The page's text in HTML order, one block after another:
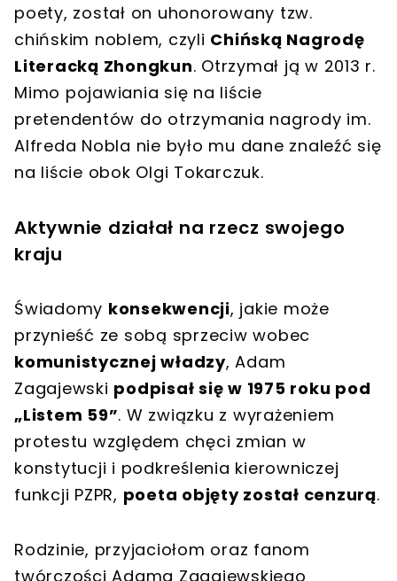
poety, został on uhonorowany tzw.
chińskim noblem, czyli Chińską Nagrodę
Literacką Zhongkun. Otrzymał ją w 2013 r.
Mimo pojawiania się na liście
pretendentów do otrzymania nagrody im.
Alfreda Nobla nie było mu dane znaleźć się
na liście obok Olgi Tokarczuk.
Aktywnie działał na rzecz swojego
kraju
Świadomy konsekwencji, jakie może
przynieść ze sobą sprzeciw wobec
komunistycznej władzy, Adam
Zagajewski podpisał się w 1975 roku pod
„Listem 59”. W związku z wyrażeniem
protestu względem chęci zmian w
konstytucji i podkreślenia kierowniczej
funkcji PZPR, poeta objęty został cenzurą.
Rodzinie, przyjaciołom oraz fanom
twórczości Adama Zagajewskiego